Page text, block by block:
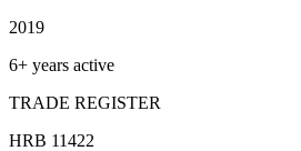
2019
6+ years active
TRADE REGISTER
HRB 11422